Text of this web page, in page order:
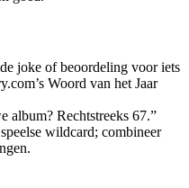
joke of beoordeling voor iets
Woord van het Jaar
album? Rechtstreeks 67.”
wildcard; combineer